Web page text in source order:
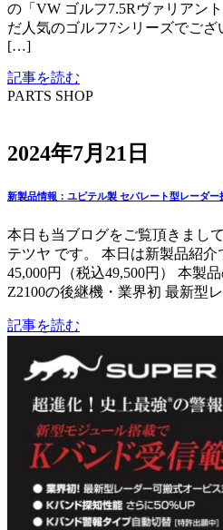
の「VW ゴルフ7.5Rヴァリアン
だ人気のゴルフ7シリーズでご
[…]
記事を読む
PARTS SHOP
2024年7月21日
新製品情報：ユピテル製 セパレート型レーダー
本日も当ブログをご覧頂きまし
テツヤ です。 本日は新製品紹
45,000円（税込49,500円） 本製
Z2100の後継機・業界初 最新型
記事を読む